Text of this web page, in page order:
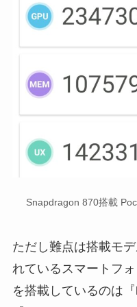
Snapdragon 870搭載
ただし難点は搭載モ
れているスマートフ
を搭載しているのは『